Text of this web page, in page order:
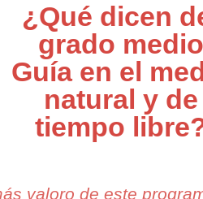
¿Qué dicen
grado medio
Guía en el
natural y de
tiempo
valoro de este